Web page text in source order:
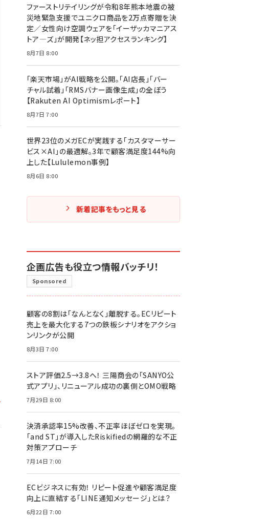
ファーストリテイリングが令和8年熊本地震の被
災地緊急支援でユニクロ商品を2万点寄贈を決
定／女性向け空調ウェアを「イーザッカマニアス
トア―ズ」が開発【ネッ担アクセスランキング】
8月7日 8:00
「楽天市場」がAI戦略を公開。「AI店長」「バー
チャル試着」「RMSバナー画像生成」の全ぼう
【Rakuten AI Optimismレポート】
8月7日 7:00
世界23位のメガECが実践する「カスタマーサー
ビス×AI」の最適解。3年で顧客満足度144%向
上した【Lululemon事例】
8月6日 8:00
新着記事をもっと見る
企画広告も役立つ情報バッチリ！
Sponsored
顧客の8割は「なんとなく」離脱する。ECリピート
売上を最大化する7つの鉄板シナリオをアクショ
ンリンクが公開
8月3日 7:00
ストア評価2.5→3.8へ！ 三陽商会の「SANYO公
式アプリ」、リニューアル成功の裏側とOMO戦略
7月29日 8:00
決済承認率15%改善、不正率ほぼゼロを実現。
「and ST」が導入したRiskifiedの網羅的な不正
対策アプローチ
7月14日 7:00
ECビジネスに有効！ リピート促進や顧客満足度
向上に直結する「LINE通知メッセージ」とは？
6月22日 7:00